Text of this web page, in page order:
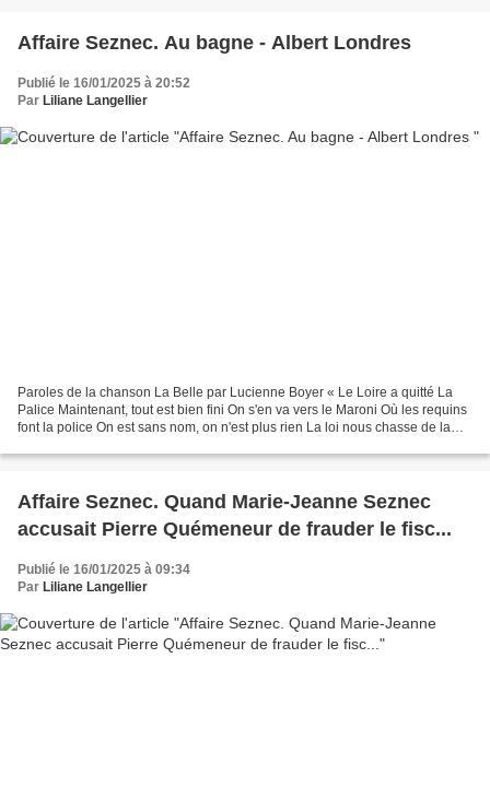
Affaire Seznec. Au bagne - Albert Londres
Publié le 16/01/2025 à 20:52
Par Liliane Langellier
Paroles de la chanson La Belle par Lucienne Boyer « Le Loire a quitté La
Palice Maintenant, tout est bien fini On s'en va vers le Maroni Où les requins
font la police On est sans nom, on n'est plus rien La loi nous chasse de la
Affaire Seznec. Quand Marie-Jeanne Seznec
accusait Pierre Quémeneur de frauder le fisc...
Publié le 16/01/2025 à 09:34
Par Liliane Langellier